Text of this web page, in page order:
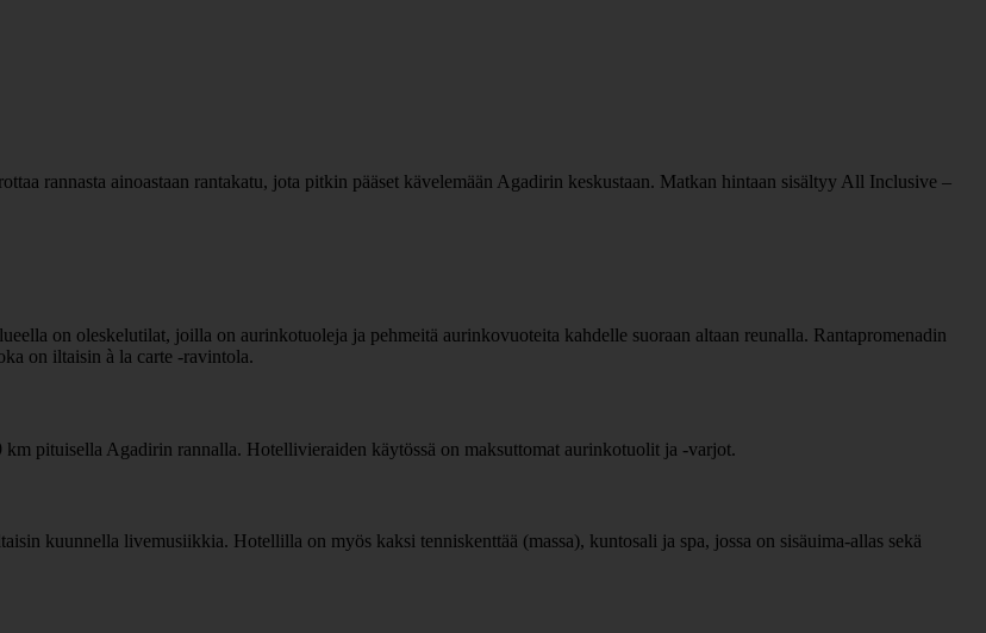
rannasta ainoastaan rantakatu, jota pitkin pääset kävelemään Agadirin keskustaan. Matkan hintaan sisältyy All Inclusive –
on oleskelutilat, joilla on aurinkotuoleja ja pehmeitä aurinkovuoteita kahdelle suoraan altaan reunalla. Rantapromenadin
on iltaisin à la carte -ravintola.
pituisella Agadirin rannalla. Hotellivieraiden käytössä on maksuttomat aurinkotuolit ja -varjot.
kuunnella livemusiikkia. Hotellilla on myös kaksi tenniskenttää (massa), kuntosali ja spa, jossa on sisäuima-allas sekä